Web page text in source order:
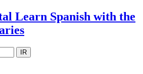
Learn Spanish with the